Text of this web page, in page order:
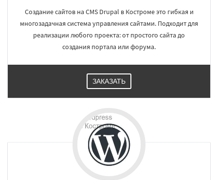
Создание сайтов на CMS Drupal в Костроме это гибкая и
многозадачная система управления сайтами. Подходит для
реализации любого проекта: от простого сайта до
создания портала или форума.
ЗАКАЗАТЬ